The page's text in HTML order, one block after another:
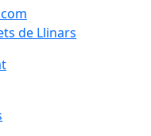
de Llinars